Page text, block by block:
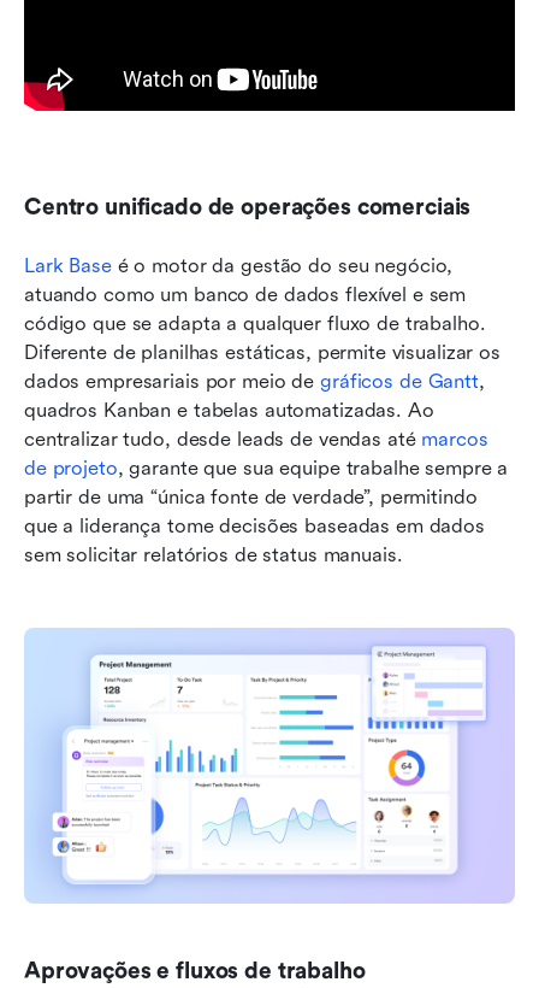
Centro unificado de operações comerciais
Lark Base é o motor da gestão do seu negócio,
atuando como um banco de dados flexível e sem
código que se adapta a qualquer fluxo de trabalho.
Diferente de planilhas estáticas, permite visualizar os
dados empresariais por meio de gráficos de Gantt,
quadros Kanban e tabelas automatizadas. Ao
centralizar tudo, desde leads de vendas até marcos
de projeto, garante que sua equipe trabalhe sempre a
partir de uma “única fonte de verdade”, permitindo
que a liderança tome decisões baseadas em dados
sem solicitar relatórios de status manuais.
Aprovações e fluxos de trabalho